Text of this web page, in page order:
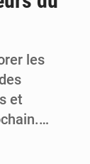
Comment des milliers d’Africains protègent et font fructifier leur argent avec l’USDTles
et